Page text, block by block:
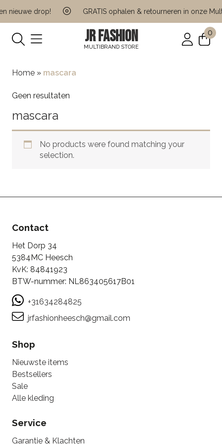
nieuwe drop! GRATIS ophalen & retourneren in onze
JR FASHION
MULTIBRAND STORE
0
Home » mascara
Geen resultaten
mascara
No products were found matching your
selection.
Contact
Het Dorp 34
5384MC Heesch
KvK: 84841923
BTW-nummer: NL863405617B01
+31634284825
jrfashionheesch@gmail.com
Shop
Nieuwste items
Bestsellers
Sale
Alle kleding
Service
Garantie & Klachten